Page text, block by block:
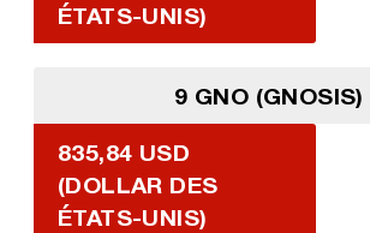
ÉTATS-UNIS)
9 GNO (GNOSIS)
835,84 USD
(DOLLAR DES
ÉTATS-UNIS)